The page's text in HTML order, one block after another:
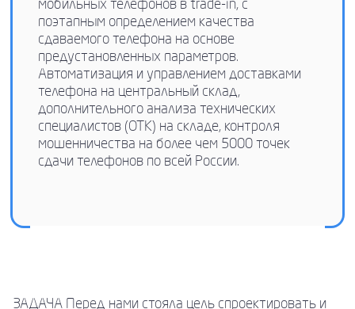
мобильных телефонов в trade-in, с
поэтапным определением качества
сдаваемого телефона на основе
предустановленных параметров.
Автоматизация и управлением доставками
телефона на центральный склад,
дополнительного анализа технических
специалистов (ОТК) на складе, контроля
мошенничества на более чем 5000 точек
сдачи телефонов по всей России.
ЗАДАЧА Перед нами стояла цель спроектировать и